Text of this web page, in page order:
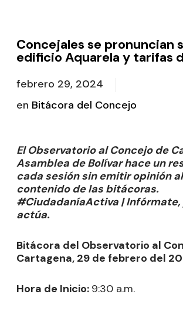
Concejales se pronuncian
edificio Aquarela y tarifas
febrero 29, 2024
en Bitácora del Concejo
El Observatorio al Concejo de
Asamblea de Bolívar hace un
cada sesión sin emitir opinión
contenido de las bitácoras.
#CiudadaníaActiva |
actúa.
Bitácora del Observatorio al
Cartagena, 29 de febrero del
Hora de Inicio: 9:30 a.m.